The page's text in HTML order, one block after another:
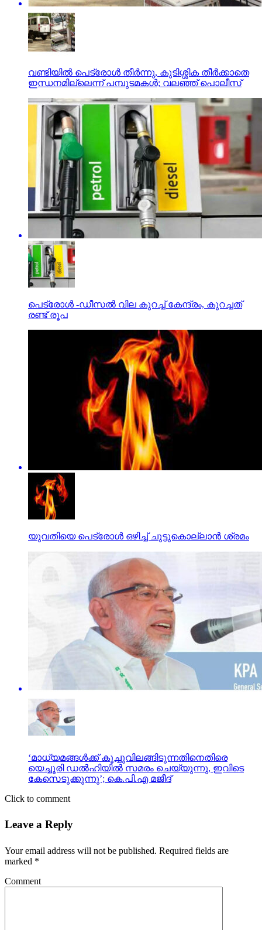
വണ്ടിയില്‍ പെട്രോള്‍ തീര്‍ന്നു, കുടിശ്ശിക തീര്‍ക്കാതെ
ഇന്ധനമില്ലെന്ന് പമ്പുടമകള്‍; വലഞ്ഞ് പൊലീസ്
പെട്രോള്‍ -ഡീസല്‍ വില കുറച്ച് കേന്ദ്രം, കുറച്ചത്
രണ്ട് രൂപ
യുവതിയെ പെട്രോൾ ഒഴിച്ച് ചുട്ടുകൊല്ലാൻ ശ്രമം
‘മാധ്യമങ്ങൾക്ക് കൂച്ചുവിലങ്ങിടുന്നതിനെതിരെ
യെച്ചൂരി ഡൽഹിയിൽ സമരം ചെയ്യുന്നു, ഇവിടെ
കേസെടുക്കുന്നു’; കെ.പി.എ മജീദ്
Click to comment
Leave a Reply
Your email address will not be published. Required fields are
marked *
Comment